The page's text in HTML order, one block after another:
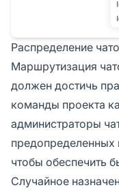
Распределение
Маршрутизация
должен достичь
команды проекта
администраторы
предопределенных
чтобы обеспечить
Случайное